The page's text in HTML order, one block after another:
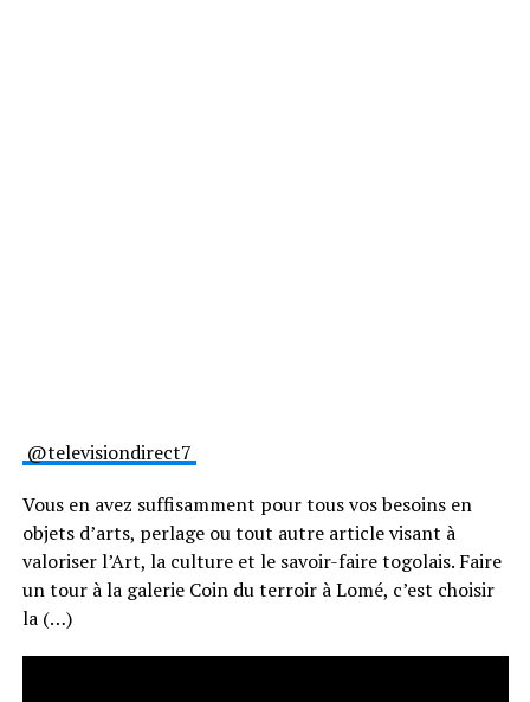
@televisiondirect7
Vous en avez suffisamment pour tous vos besoins en
objets d’arts, perlage ou tout autre article visant à
valoriser l’Art, la culture et le savoir-faire togolais. Faire
un tour à la galerie Coin du terroir à Lomé, c’est choisir
la (…)